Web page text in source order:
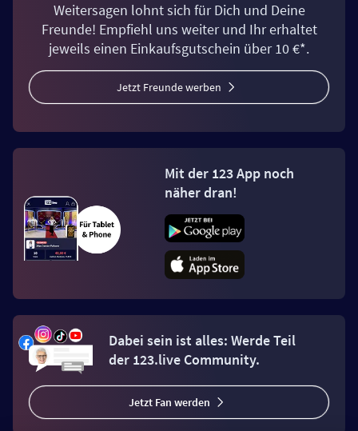
Weitersagen lohnt sich für Dich und Deine
Freunde! Empfiehl uns weiter und Ihr erhaltet
jeweils einen Einkaufsgutschein über 10 €*.
Jetzt Freunde werben
Mit der 123 App noch
näher dran!
Dabei sein ist alles: Werde Teil
der 123.live Community.
Jetzt Fan werden